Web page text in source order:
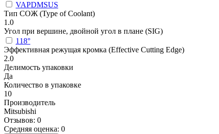
VAPDMSUS
Тип СОЖ (Type of Coolant)
1.0
Угол при вершине, двойной угол в плане (SIG)
118°
Эффективная режущая кромка (Effective Cutting Edge)
2.0
Делимость упаковки
Да
Количество в упаковке
10
Производитель
Mitsubishi
Отзывов: 0
Средняя оценка: 0